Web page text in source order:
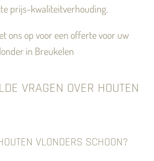
prijs-kwaliteitverhouding.
ons op voor een offerte voor uw
in Breukelen
VRAGEN OVER HOUTEN
VLONDERS SCHOON?